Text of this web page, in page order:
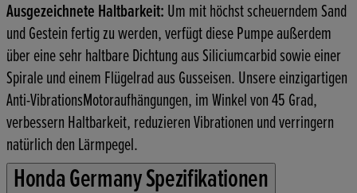
Ausgezeichnete Haltbarkeit: Um mit höchst scheuerndem Sand
und Gestein fertig zu werden, verfügt diese Pumpe außerdem
über eine sehr haltbare Dichtung aus Siliciumcarbid sowie einer
Spirale und einem Flügelrad aus Gusseisen. Unsere einzigartigen
Anti-VibrationsMotoraufhängungen, im Winkel von 45 Grad,
verbessern Haltbarkeit, reduzieren Vibrationen und verringern
natürlich den Lärmpegel.
Honda Germany Spezifikationen